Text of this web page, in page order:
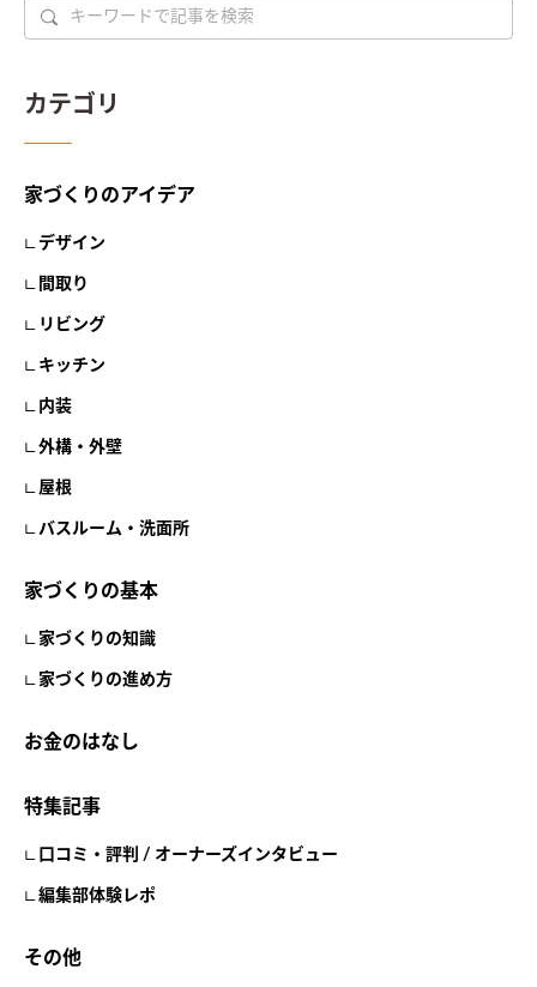
カテゴリ
家づくりのアイデア
デザイン
間取り
リビング
キッチン
内装
外構・外壁
屋根
バスルーム・洗面所
家づくりの基本
家づくりの知識
家づくりの進め方
お金のはなし
特集記事
口コミ・評判 / オーナーズインタビュー
編集部体験レポ
その他